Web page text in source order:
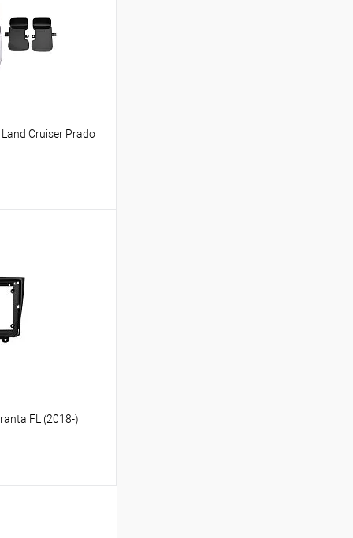
Cruiser Prado
В избранное
FL (2018-)